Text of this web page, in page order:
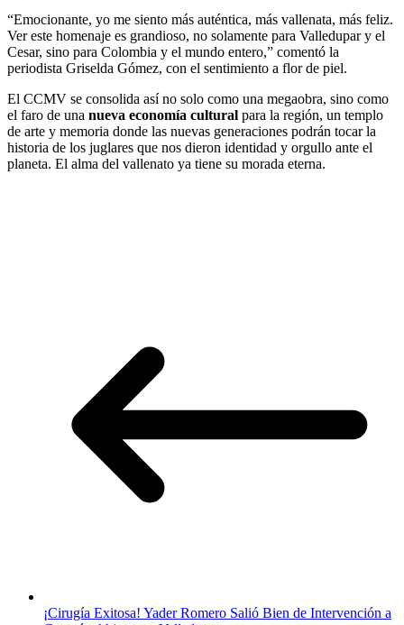
“Emocionante, yo me siento más auténtica, más vallenata, más feliz.
Ver este homenaje es grandioso, no solamente para Valledupar y el
Cesar, sino para Colombia y el mundo entero,” comentó la
periodista Griselda Gómez, con el sentimiento a flor de piel.
El CCMV se consolida así no solo como una megaobra, sino como
el faro de una nueva economía cultural para la región, un templo
de arte y memoria donde las nuevas generaciones podrán tocar la
historia de los juglares que nos dieron identidad y orgullo ante el
planeta. El alma del vallenato ya tiene su morada eterna.
¡Cirugía Exitosa! Yader Romero Salió Bien de Intervención a